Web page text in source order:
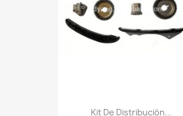
Kit De Distribución...